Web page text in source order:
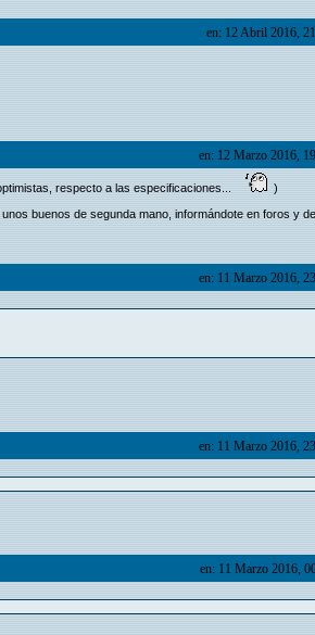
en: 12 Abril 2016,
en: 12 Marzo 2016,
respecto a las especificaciones...
)
buenos de segunda mano, informándote en foros y
en: 11 Marzo 2016,
en: 11 Marzo 2016,
en: 11 Marzo 2016,